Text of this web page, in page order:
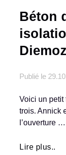
Béton
Diemoz
Publié le
Voici un petit
trois. Annick
l’ouverture …
Lire plus..